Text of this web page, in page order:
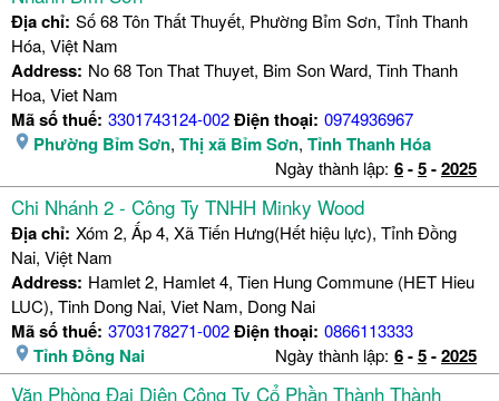
Địa chỉ: Số 68 Tôn Thất Thuyết, Phường Bỉm Sơn, Tỉnh Thanh
Hóa, Việt Nam
Address: No 68 Ton That Thuyet, Bim Son Ward, Tinh Thanh
Hoa, Viet Nam
Mã số thuế: 3301743124-002Điện thoại: 0974936967
Phường Bỉm Sơn, Thị xã Bỉm Sơn, Tỉnh Thanh Hóa
Ngày thành lập: 6-5-2025
Chi Nhánh 2 - Công Ty TNHH Minky Wood
Địa chỉ: Xóm 2, Ấp 4, Xã Tiến Hưng(Hết hiệu lực), Tỉnh Đồng
Nai, Việt Nam
Address: Hamlet 2, Hamlet 4, Tien Hung Commune (HET Hieu
LUC), Tinh Dong Nai, Viet Nam, Dong Nai
Mã số thuế: 3703178271-002Điện thoại: 0866113333
Tỉnh Đồng Nai Ngày thành lập: 6-5-2025
Văn Phòng Đại Diện Công Ty Cổ Phần Thành Thành